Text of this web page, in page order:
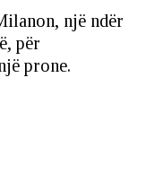
një ndër
për
prone.